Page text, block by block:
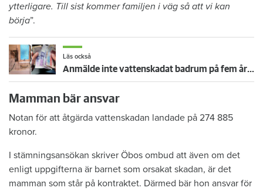
ytterligare. Till sist kommer familjen i väg så att vi kan
börja”.
Läs också
Anmälde inte vattenskadat badrum på fem år – krävs på 125 000 kronor
Mamman bär ansvar
Notan för att åtgärda vattenskadan landade på 274 885
kronor.
I stämningsansökan skriver Öbos ombud att även om det
enligt uppgifterna är barnet som orsakat skadan, är det
mamman som står på kontraktet. Därmed bär hon ansvar för